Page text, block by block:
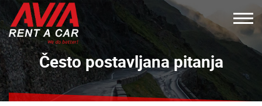
Često postavljana pitanja